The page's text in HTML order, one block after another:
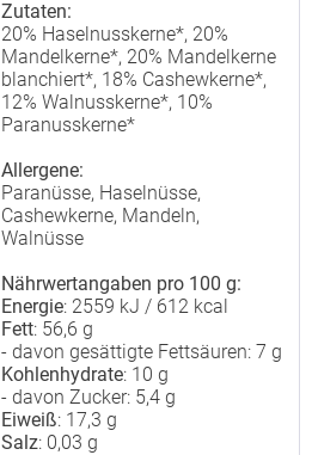
Zutaten:
20% Haselnusskerne*, 20%
Mandelkerne*, 20% Mandelkerne
blanchiert*, 18% Cashewkerne*,
12% Walnusskerne*, 10%
Paranusskerne*
Allergene:
Paranüsse, Haselnüsse,
Cashewkerne, Mandeln,
Walnüsse
Nährwertangaben pro 100 g:
Energie: 2559 kJ / 612 kcal
Fett: 56,6 g
- davon gesättigte Fettsäuren: 7 g
Kohlenhydrate: 10 g
- davon Zucker: 5,4 g
Eiweiß: 17,3 g
Salz: 0,03 g